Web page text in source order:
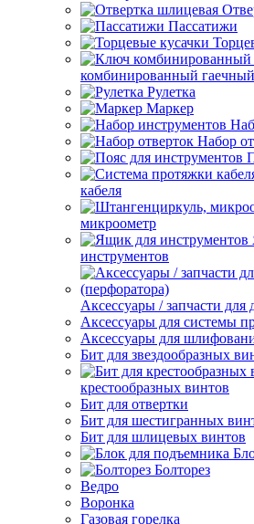
Пассатижи
комбинированный гаечный
Рулетка
Маркер
Набор
кабеля
микроометр
инструментов
Аксессуары / запчасти для
Аксессуары для системы
Аксессуары для
Бит для звездообразных
крестообразных винтов
Бит для отвертки
Бит для шестигранных
Бит для шлицевых винтов
Болторез
Ведро
Воронка
Газовая горелка